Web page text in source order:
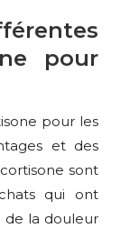
pour
pour les
et des
sont
qui ont
de la douleur